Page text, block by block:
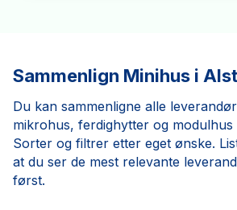
Sammenlign Minihus i
Du kan sammenligne alle
mikrohus, ferdighytter og modulhus
Sorter og filtrer etter eget ønske.
at du ser de mest relevante
først.